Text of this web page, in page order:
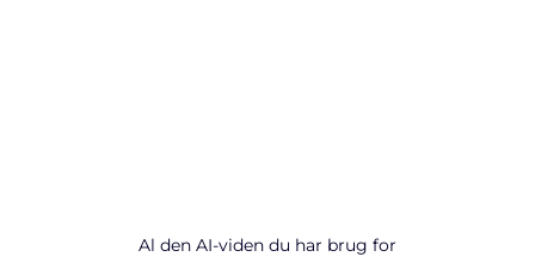
Al den AI-viden du har brug for